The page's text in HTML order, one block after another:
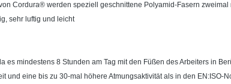
Cordura® werden speziell geschnittene Polyamid-Fasern
sehr luftig und leicht
mindestens 8 Stunden am Tag mit den Füßen des Arbeiters in
eine bis zu 30-mal höhere Atmungsaktivität als in den